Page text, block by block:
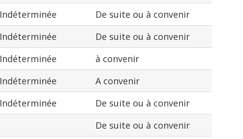
Indéterminée
De suite ou à convenir
Indéterminée
De suite ou à convenir
Indéterminée
à convenir
Indéterminée
A convenir
Indéterminée
De suite ou à convenir
De suite ou à convenir